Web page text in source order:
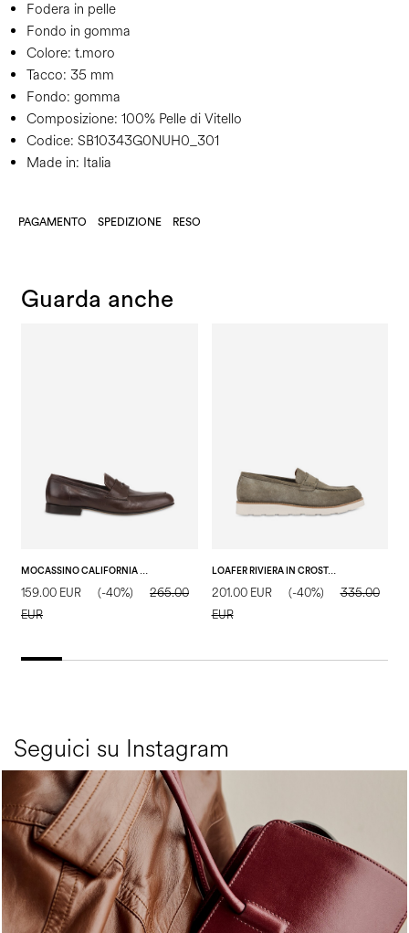
Fodera in pelle
Fondo in gomma
Colore: t.moro
Tacco: 35 mm
Fondo: gomma
Composizione: 100% Pelle di Vitello
Codice: SB10343G0NUH0_301
Made in: Italia
PAGAMENTO SPEDIZIONE RESO
Guarda anche
MOCASSINO CALIFORNIA IN CAPRA POPPY ROCK T.MORO
159.00 EUR (-40%)
265.00
EUR
LOAFER RIVIERA IN CROSTA MILITARE
201.00 EUR (-40%)
335.00
EUR
Seguici su Instagram